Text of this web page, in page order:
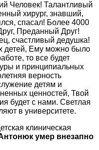
Человек! Талантливый
хирург, знавший,
спасал! Более 4000
Преданный Друг!
счастливый дедушка!
детей, Ему можно было
то все будет
и принципиальных
верность
детям и
ценностей, Твой
будет с нами. Светлая
в университете.
клиническая
умер внезапно